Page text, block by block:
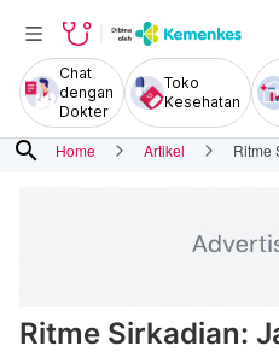
Chat
dengan
Dokter
Toko
Kesehatan
search Home Artikel Ritme
Ritme Sirkadian: